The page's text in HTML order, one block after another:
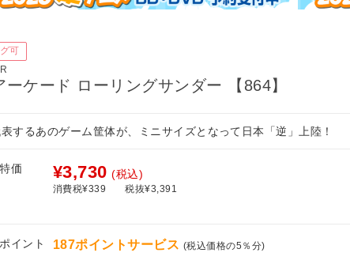
可
ーケード ローリングサンダー 【864】
するあのゲーム筐体が、ミニサイズとなって日本「逆」上陸！
価 ¥3,730 (税込)
消費税¥339 税抜¥3,391
イント 187ポイントサービス (税込価格の5％分)